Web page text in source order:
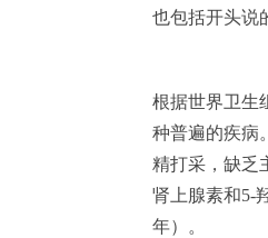
也包括开头说
根据世界卫生
种普遍的疾病
精打采，缺乏
肾上腺素和5-
年）。